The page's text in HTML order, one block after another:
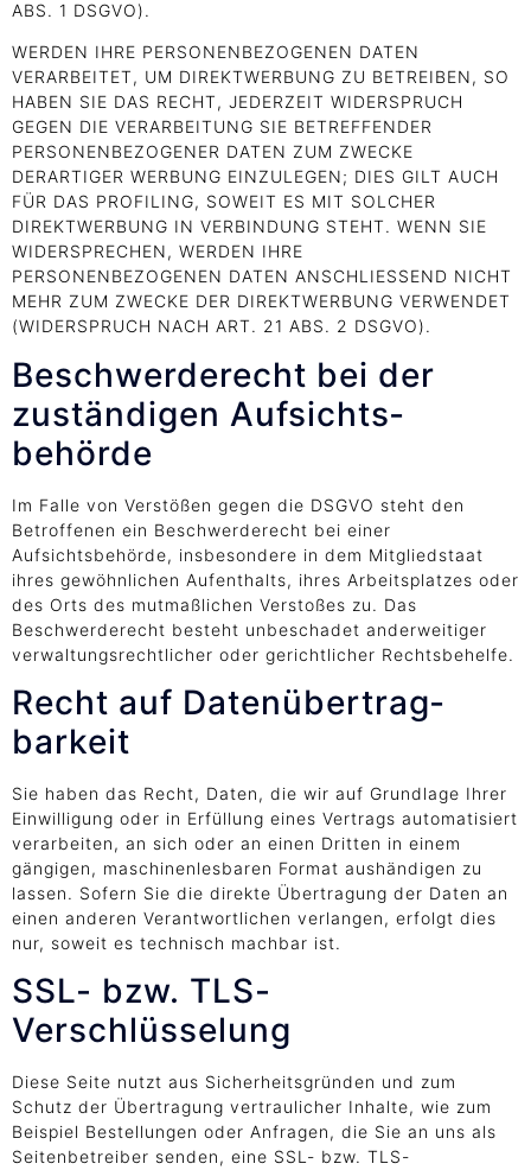
ABS. 1 DSGVO).
WERDEN IHRE PERSONENBEZOGENEN DATEN
VERARBEITET, UM DIREKTWERBUNG ZU BETREIBEN, SO
HABEN SIE DAS RECHT, JEDERZEIT WIDERSPRUCH
GEGEN DIE VERARBEITUNG SIE BETREFFENDER
PERSONENBEZOGENER DATEN ZUM ZWECKE
DERARTIGER WERBUNG EINZULEGEN; DIES GILT AUCH
FÜR DAS PROFILING, SOWEIT ES MIT SOLCHER
DIREKTWERBUNG IN VERBINDUNG STEHT. WENN SIE
WIDERSPRECHEN, WERDEN IHRE
PERSONENBEZOGENEN DATEN ANSCHLIESSEND NICHT
MEHR ZUM ZWECKE DER DIREKTWERBUNG VERWENDET
(WIDERSPRUCH NACH ART. 21 ABS. 2 DSGVO).
Beschwerde­recht bei der
zuständigen Aufsichts­
behörde
Im Falle von Verstößen gegen die DSGVO steht den
Betroffenen ein Beschwerderecht bei einer
Aufsichtsbehörde, insbesondere in dem Mitgliedstaat
ihres gewöhnlichen Aufenthalts, ihres Arbeitsplatzes oder
des Orts des mutmaßlichen Verstoßes zu. Das
Beschwerderecht besteht unbeschadet anderweitiger
verwaltungsrechtlicher oder gerichtlicher Rechtsbehelfe.
Recht auf Daten­übertrag­
barkeit
Sie haben das Recht, Daten, die wir auf Grundlage Ihrer
Einwilligung oder in Erfüllung eines Vertrags automatisiert
verarbeiten, an sich oder an einen Dritten in einem
gängigen, maschinenlesbaren Format aushändigen zu
lassen. Sofern Sie die direkte Übertragung der Daten an
einen anderen Verantwortlichen verlangen, erfolgt dies
nur, soweit es technisch machbar ist.
SSL- bzw. TLS-
Verschlüsselung
Diese Seite nutzt aus Sicherheitsgründen und zum
Schutz der Übertragung vertraulicher Inhalte, wie zum
Beispiel Bestellungen oder Anfragen, die Sie an uns als
Seitenbetreiber senden, eine SSL- bzw. TLS-